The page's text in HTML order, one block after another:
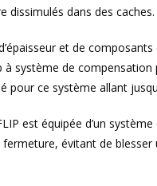
dissimulés dans des caches.
et de
à système de
pour ce système allant
est équipée d’un
évitant de